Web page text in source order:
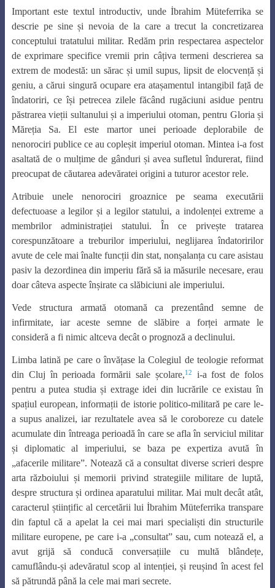
Important este textul introductiv, unde İbrahim Müteferrika se
descrie pe sine și nevoia de la care a trecut la concretizarea
conceptului tratatului militar. Redăm prin respectarea aspectelor
de exprimare specifice vremii prin câțiva termeni descrierea sa
extrem de modestă: un sărac și umil supus, lipsit de elocvență și
geniu, a cărui singură ocupare era atașamentul intangibil față de
îndatoriri, ce își petrecea zilele făcând rugăciuni asidue pentru
păstrarea vieții sultanului și a imperiului otoman, pentru Gloria și
Măreția Sa. El este martor unei perioade deplorabile de
nenorociri publice ce au copleșit imperiul otoman. Mintea i-a fost
asaltată de o mulțime de gânduri și avea sufletul îndurerat, fiind
preocupat de căutarea adevăratei origini a tuturor acestor rele.
Atribuie unele nenorociri groaznice pe seama executării
defectuoase a legilor și a legilor statului, a indolenței extreme a
membrilor administrației statului. În ce privește tratarea
corespunzătoare a treburilor imperiului, neglijarea îndatoririlor
avute de cele mai înalte funcții din stat, nonșalanța cu care asistau
pasiv la dezordinea din imperiu fără să ia măsurile necesare, erau
doar câteva aspecte înșirate ca slăbiciuni ale imperiului.
Vede structura armată otomană ca prezentând semne de
infirmitate, iar aceste semne de slăbire a forței armate le
consideră a fi nimic altceva decât o prognoză a declinului.
Limba latină pe care o învățase la Colegiul de teologie reformat
din Cluj în perioada formării sale școlare,12
i-a fost de folos
pentru a putea studia și extrage idei din lucrările ce existau în
spațiul european, informații de istorie politico-militară pe care le-
a supus analizei, iar rezultatele avea să le coroboreze cu datele
acumulate din întreaga perioadă în care se afla în serviciul militar
și diplomatic al imperiului, se baza pe expertiza avută în
„afacerile militare”. Notează că a consultat diverse scrieri despre
arta războiului și memorii privind strategiile militare de luptă,
despre structura și ordinea aparatului militar. Mai mult decât atât,
caracterul științific al cercetării lui İbrahim Müteferrika transpare
din faptul că a apelat la cei mai mari specialiști din structurile
militare europene, pe care i-a „consultat” sau, cum notează el, a
avut grijă să conducă conversațiile cu multă blândețe,
camuflându-și adevăratul scop al intenției, și reușind în acest fel
să pătrundă până la cele mai mari secrete.